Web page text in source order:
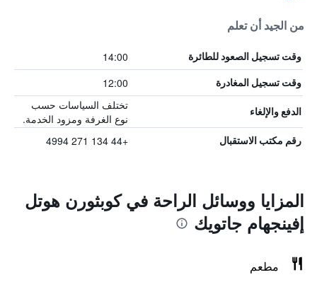
من الجيد أن تعلم
وقت تسجيل الصعود للطائرة 14:00
وقت تسجيل المغادرة 12:00
الدفع والإلغاء
تختلف السياسات حسب
نوع الغرفة ومزود الخدمة.
رقم مكتب الاستقبال +44 134 271 4994
المزايا ووسائل الراحة في كوبثورن هوتل
إفينجهام جاتويك
مطعم